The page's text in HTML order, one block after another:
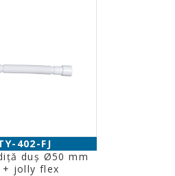
402-FJ
duş Ø50 mm
+ jolly flex